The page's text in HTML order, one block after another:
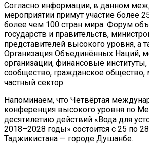
Согласно информации, в данном
мероприятии примут участие более
более чем 100 стран мира. Форум
государств и правительств,
представителей высокого уровня, а
Организация Объединённых Наций,
организации, финансовые институты,
сообщество, гражданское
частный сектор.
Напоминаем, что Четвёртая
конференция высокого уровня по
десятилетию действий «Вода для
2018–2028 годы» состоится с 25 по
Таджикистана — городе Душанбе.